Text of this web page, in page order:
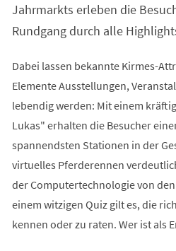
Jahrmarkts erleben die
Rundgang durch alle
Dabei lassen bekannte Kirmes-
Elemente Ausstellungen,
lebendig werden: Mit einem
Lukas" erhalten die Besucher
spannendsten Stationen in der
virtuelles Pferderennen
der Computertechnologie von
einem witzigen Quiz gilt es, die
kennen oder zu raten. Wer ist als